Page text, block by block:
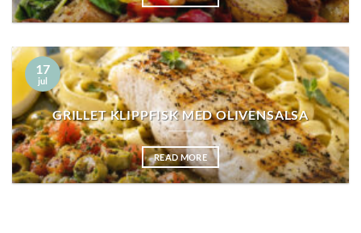
GRILLET KLIPPFISK MED OLIVENSALSA
READ MORE
17
jul